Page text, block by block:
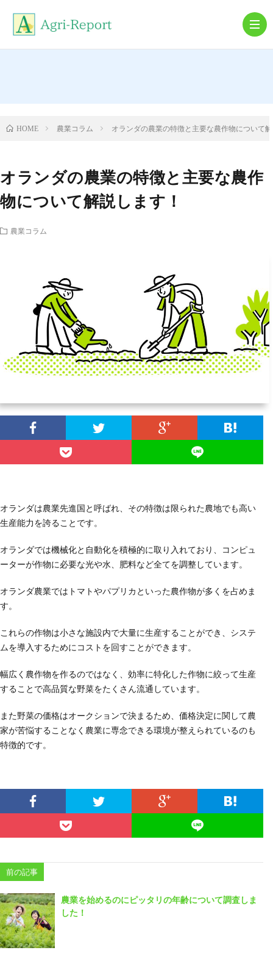
ラ
ム
HOME 農業コラム オランダの農業の特徴と主要な農作物について
オランダの農業の特徴と主要な農作
物について解説します！
農業コラム
オランダは農業先進国と呼ばれ、その特徴は限られた農地でも高い
生産能力を誇ることです。
オランダでは機械化と自動化を積極的に取り入れており、コンピュ
ーターが作物に必要な光や水、肥料など全てを調整しています。
オランダ農業ではトマトやパプリカといった農作物が多くを占めま
す。
これらの作物は小さな施設内で大量に生産することができ、システ
ムを導入するためにコストを回すことができます。
幅広く農作物を作るのではなく、効率に特化した作物に絞って生産
することで高品質な野菜をたくさん流通しています。
また野菜の価格はオークションで決まるため、価格決定に関して農
家が苦悩することなく農業に専念できる環境が整えられているのも
特徴的です。
前の記事
農業を始めるのにピッタリの年齢について調査しま
した！